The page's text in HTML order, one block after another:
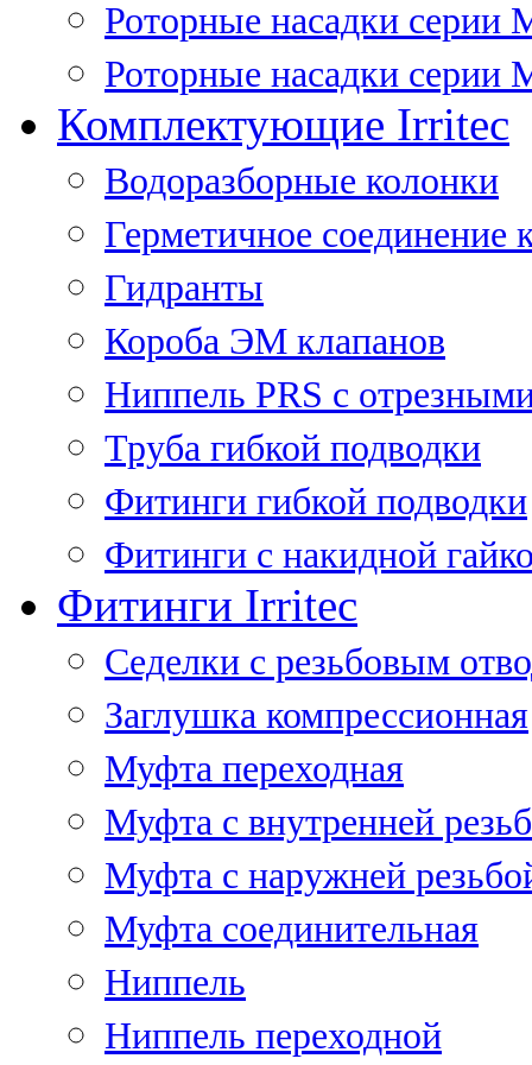
Роторные насадки серии
Роторные насадки серии
Комплектующие Irritec
Водоразборные колонки
Герметичное соединение
Гидранты
Короба ЭМ клапанов
Ниппель PRS с
Труба гибкой подводки
Фитинги гибкой подводки
Фитинги с накидной
Фитинги Irritec
Седелки с резьбовым
Заглушка компрессионная
Муфта переходная
Муфта с внутренней
Муфта с наружней
Муфта соединительная
Ниппель
Ниппель переходной